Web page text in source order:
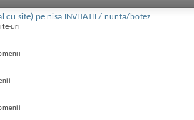
cu site) pe nisa INVITATII / nunta/botez
uri